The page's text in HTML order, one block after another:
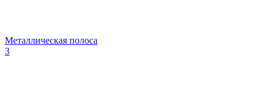
Металлическая полоса
3